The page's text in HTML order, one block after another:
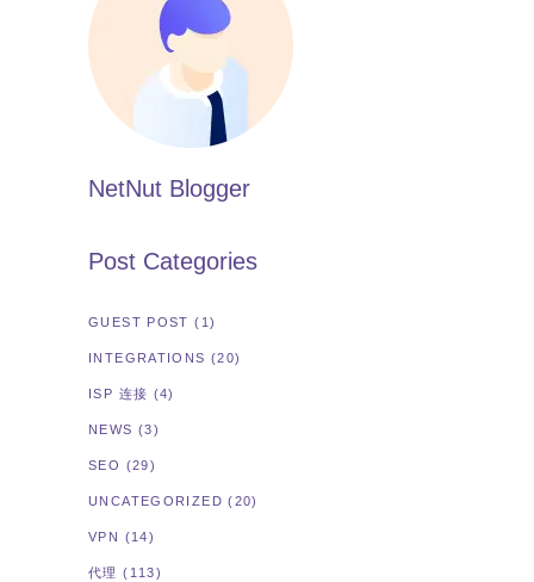
NetNut Blogger
Post Categories
GUEST POST (1)
INTEGRATIONS (20)
ISP 连接 (4)
NEWS (3)
SEO (29)
UNCATEGORIZED (20)
VPN (14)
代理 (113)